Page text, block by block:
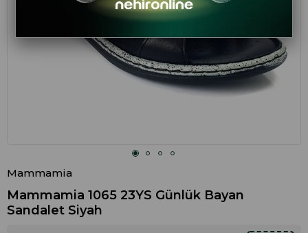
Mammamia
Mammamia 1065 23YS Günlük Bayan
Sandalet Siyah